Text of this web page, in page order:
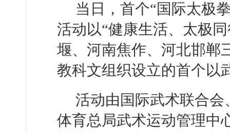
当日，首个“国际太极
活动以“健康生活、太极
堰、河南焦作、河北邯郸
教科文组织设立的首个以
活动由国际武术联合
体育总局武术运动管理中